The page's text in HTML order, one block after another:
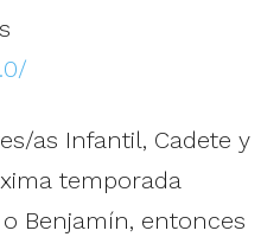
as Infantil, Cadete y
temporada
Benjamín, entonces